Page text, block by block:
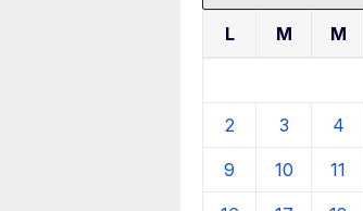
L M M
2 3 4
9 10 11